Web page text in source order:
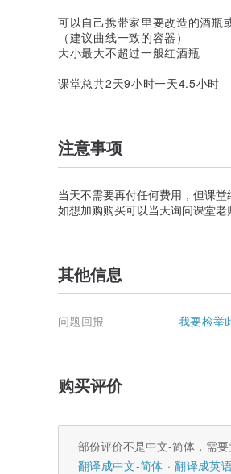
可以自己携带家里要改造的酒瓶
（建议曲线一致的容器）
大小最大不超过一般红酒瓶
课堂总共2天9小时一天4.5小时
注意事项
当天不需要再付任何费用，但课
如想加购购买可以当天询问课堂老
其他信息
问题回报 我要检举
购买评价
部份评价不是中文-简体，需
翻译成中文-简体
翻译成英